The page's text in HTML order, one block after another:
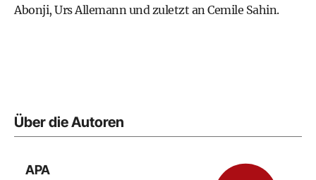
Abonji, Urs Allemann und zuletzt an Cemile Sahin.
Über die Autoren
APA